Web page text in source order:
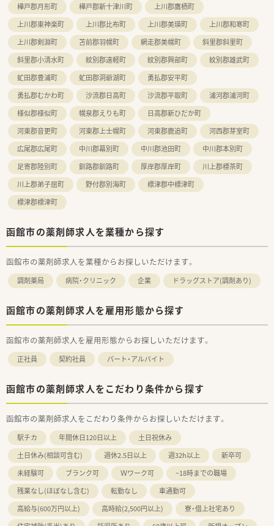
樺戸郡月形町
樺戸郡新十津川町
上川郡鷹栖町
上川郡東神楽町
上川郡比布町 上川郡美瑛町
上川郡和寒町
上川郡剣淵町
苫前郡羽幌町 網走郡美幌町
斜里郡斜里町
斜里郡小清水町
紋別郡遠軽町 紋別郡興部町
紋別郡雄武町
虻田郡豊浦町
虻田郡洞爺湖町
勇払郡安平町
勇払郡むかわ町
沙流郡日高町 沙流郡平取町
浦河郡浦河町
様似郡様似町
幌泉郡えりも町
日高郡新ひだか町
河東郡音更町
河東郡上士幌町 河東郡鹿追町
河西郡芽室町
広尾郡広尾町
中川郡幕別町 中川郡池田町
中川郡本別町
足寄郡陸別町
釧路郡釧路町 厚岸郡厚岸町
川上郡標茶町
川上郡弟子屈町
野付郡別海町
標津郡中標津町
標津郡標津町
函館市の薬剤師求人を業種から探す
函館市の薬剤師求人を業種からお探しいただけます。
調剤薬局 病院・クリニック 企業 ドラッグストア(調剤あり)
函館市の薬剤師求人を雇用形態から探す
函館市の薬剤師求人を雇用形態からお探しいただけます。
正社員 契約社員 パート・アルバイト
函館市の薬剤師求人をこだわり条件から探す
函館市の薬剤師求人をこだわり条件からお探しいただけます。
駅チカ 年間休日120日以上
土日祝休み
土日休み(相談可含む)
週休2.5日以上 週32h以上
新卒可
未経験可
ブランク可 Ｗワーク可
~18時までの職場
残業なし(ほぼなし含む)
転勤なし
車通勤可
高給与(600万円以上)
高時給(2,500円以上)
寮・借上社宅あり